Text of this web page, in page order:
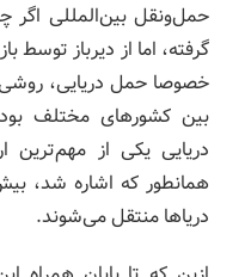
حمل‌ونقل بین‌المللی اگر
گرفته، اما از دیرباز توسط
خصوصا حمل‌ دریایی، روشی
بین کشورهای مختلف
دریایی یکی از
همانطور که اشاره شد،
دریاها منتقل می‌شوند.